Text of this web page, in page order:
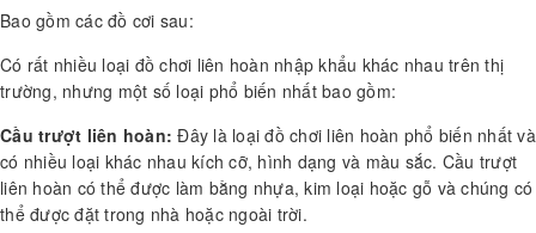
Bao gồm các đồ cơi sau:
Có rất nhiều loại đồ chơi liên hoàn nhập khẩu khác nhau trên thị
trường, nhưng một số loại phổ biến nhất bao gồm:
Cầu trượt liên hoàn: Đây là loại đồ chơi liên hoàn phổ biến nhất và
có nhiều loại khác nhau kích cỡ, hình dạng và màu sắc. Cầu trượt
liên hoàn có thể được làm bằng nhựa, kim loại hoặc gỗ và chúng có
thể được đặt trong nhà hoặc ngoài trời.